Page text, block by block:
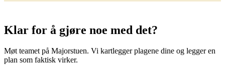
Klar for å gjøre noe med det?
Møt teamet på Majorstuen. Vi kartlegger plagene dine og legger en
plan som faktisk virker.